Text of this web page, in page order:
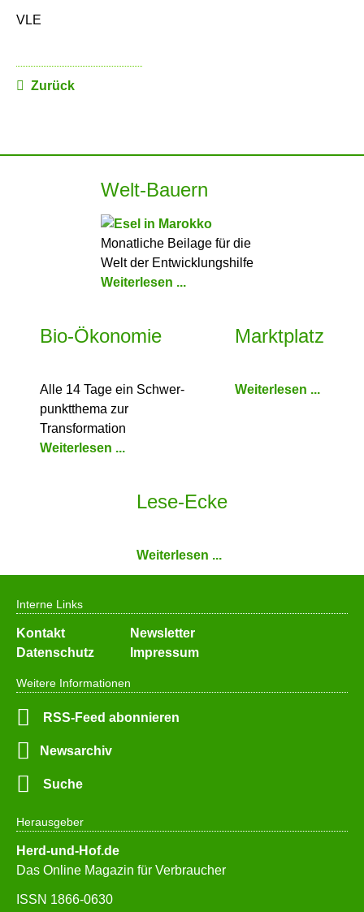
VLE
Zurück
Welt-Bauern
Monatliche Beilage für die
Welt der Entwicklungshilfe
Weiterlesen ...
Bio-Ökonomie
Alle 14 Tage ein Schwer­
punkt­thema zur
Transformation
Weiterlesen ...
Marktplatz
Weiterlesen ...
Lese-Ecke
Weiterlesen ...
Herausgeber
Herd-und-Hof.de
Das Online Magazin für Verbraucher
ISSN 1866-0630
Weitere Informationen
RSS-Feed abonnieren
Newsarchiv
Suche
Interne Links
Navigation
überspringen
Kontakt
Newsletter
Datenschutz
Impressum